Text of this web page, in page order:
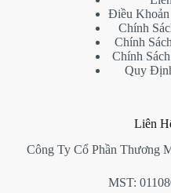
Điều Khoản
Chính
Chính
Chính
Quy
Liên
Công Ty Cổ Phần Thương
MST: